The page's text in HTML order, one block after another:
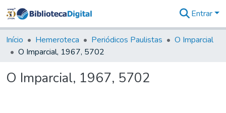
&
Coleções
Tudo na
Digital
Entrar
Início Hemeroteca Periódicos Paulistas
O Imparcial
O Imparcial, 1967, 5702
O Imparcial, 1967, 5702